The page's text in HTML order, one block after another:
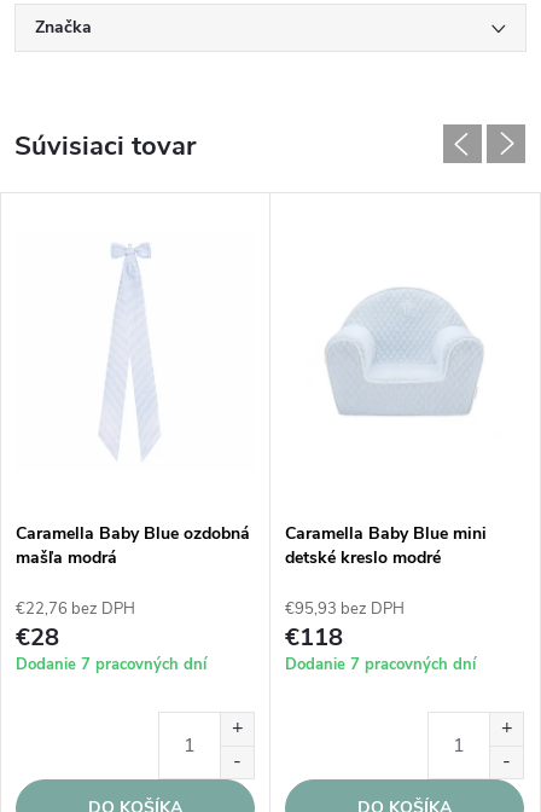
Značka
Súvisiaci tovar
Caramella Baby Blue ozdobná
mašľa modrá
€22,76 bez DPH
€28
Dodanie 7 pracovných dní
Caramella Baby Blue mini
detské kreslo modré
€95,93 bez DPH
€118
Dodanie 7 pracovných dní